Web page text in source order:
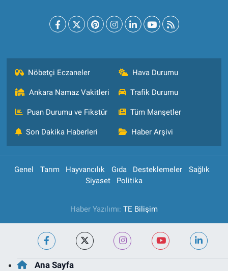
Nöbetçi Eczaneler Hava Durumu
Ankara Namaz Vakitleri Trafik Durumu
Puan Durumu ve Fikstür Tüm Manşetler
Son Dakika Haberleri Haber Arşivi
Genel Tarım Hayvancılık Gıda Desteklemeler
Sağlık
Siyaset
Politika
Haber Yazılımı: TE Bilişim
Ana Sayfa